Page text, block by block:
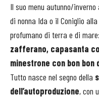
Il suo menu autunno/
di nonna Ida o il Coniglio
profumano di terra e di mare:
zafferano, capasanta
minestrone con bon bon
Tutto nasce nel segno della
dell’autoproduzione, con